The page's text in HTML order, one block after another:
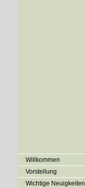
Willkommen
Vorstellung
Wichtige Neuigkeiten